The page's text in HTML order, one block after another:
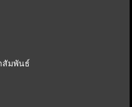
สัมพันธ์